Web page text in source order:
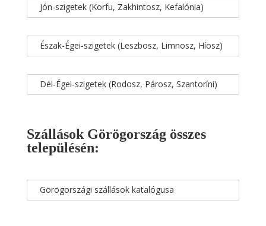
Jón-szigetek (Korfu, Zakhintosz, Kefalónia)
Észak-Égei-szigetek (Leszbosz, Limnosz, Híosz)
Dél-Égei-szigetek (Rodosz, Párosz, Szantoríni)
Szállások Görögország összes
településén:
Görögországi szállások katalógusa